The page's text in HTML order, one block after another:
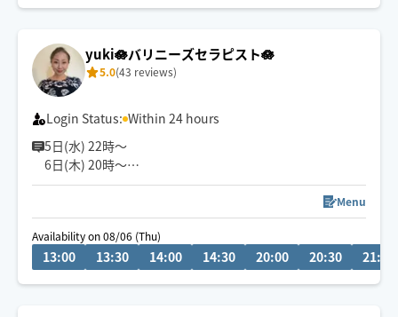
足の浮腫み
末端冷え性
お客様の身体に合った施術でメニューをご提案させて頂
きます👏
小さなお子さまやペットが居るお宅も歓迎です🐶😺
yuki🪷バリニーズセラピスト🪷
5.0(43 reviews)
Login Status: Within 24 hours
5日(水) 22時〜
6日(木) 20時〜
空きございます。
空いてないお日にち、お時間でもメッセージ頂けますと
調整できる場合もあります✨
お気軽にメッセージください🎀
Menu
Availability on 08/06 (Thu)
13:00 13:30 14:00 14:30 20:00 20:30 21:00